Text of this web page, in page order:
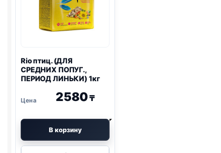
Rioптиц. (ДЛЯ
СРЕДНИХ ПОПУГ.,
ПЕРИОД ЛИНЬКИ) 1кг
2580₸
В корзину